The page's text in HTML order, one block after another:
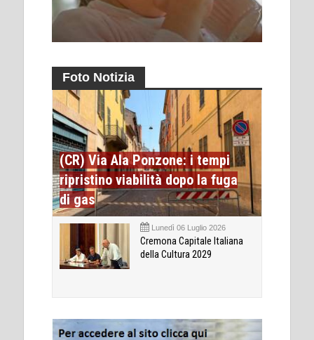
Foto Notizia
(CR) Via Ala Ponzone: i tempi
ripristino viabilità dopo la fuga
di gas
Lunedì 06 Luglio 2026
Cremona Capitale Italiana
della Cultura 2029